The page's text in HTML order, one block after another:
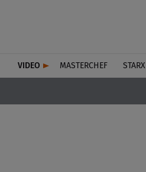
VIDEO MASTERCHEF STARX